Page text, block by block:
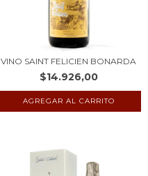
VINO SAINT FELICIEN BONARDA
$14.926,00